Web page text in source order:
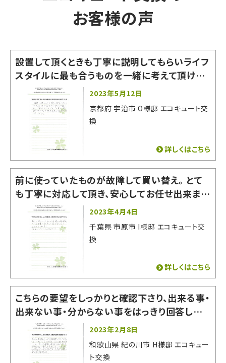
お客様の声
設置して頂くときも丁寧に説明してもらいライフ
スタイルに最も合うものを一緒に考えて頂けた
からです。「お家の一部になるものなので」と熱
意を感じ信用できると思いました。
2023年5月12日
京都府 宇治市 O様邸 エコキュート交
換
詳しくはこちら
前に使っていたものが故障して買い替え。 とて
も丁寧に対応して頂き、安心してお任せ出来まし
た！ 有難うございました。2023年4月4日
千葉県 市原市 I様邸 エコキュート交
換
詳しくはこちら
こちらの要望をしっかりと確認下さり、出来る事・
出来ない事・分からない事をはっきり回答してく
ださったので非常に相談しやすかったです。 即答
出来ない質問や希望にもいいかげんな回答をそ
の場でされなかった為、お願いする事に決めまし
2023年2月8日
和歌山県 紀の川市 H様邸 エコキュー
ト交換